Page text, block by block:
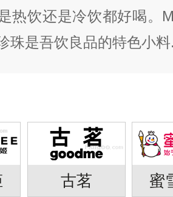
热饮还是冷饮都好喝。
珠是吾饮良品的特色小料
古茗 蜜